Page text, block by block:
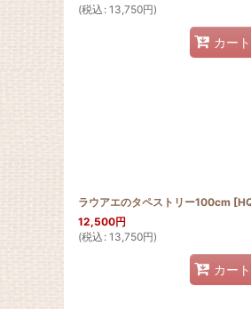
(税込 : 13,750円)
カー
ラウアエのタペストリー100cm [
12,500円
(税込 : 13,750円)
カー